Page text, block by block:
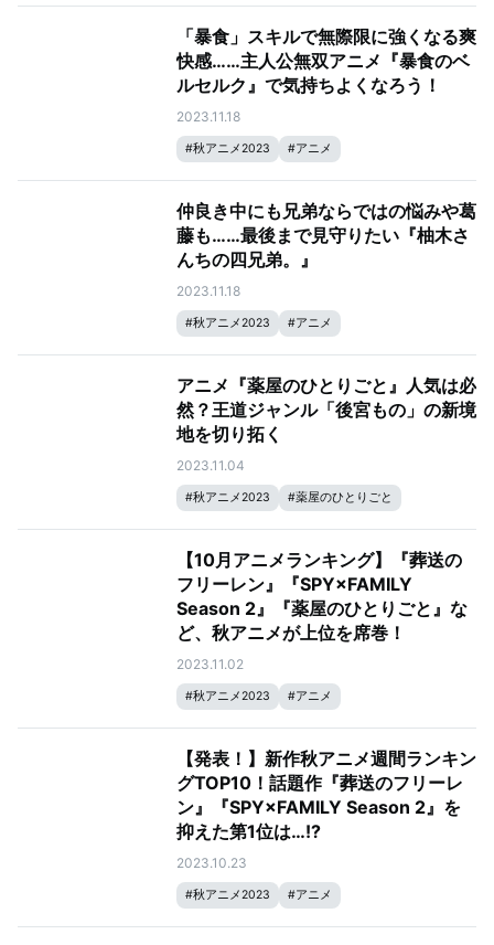
「暴食」スキルで無際限に強くなる爽
快感……主人公無双アニメ『暴食のベ
ルセルク』で気持ちよくなろう！
2023.11.18
#秋アニメ2023 #アニメ
仲良き中にも兄弟ならではの悩みや葛
藤も……最後まで見守りたい『柚木さ
んちの四兄弟。』
2023.11.18
#秋アニメ2023 #アニメ
アニメ『薬屋のひとりごと』人気は必
然？王道ジャンル「後宮もの」の新境
地を切り拓く
2023.11.04
#秋アニメ2023 #薬屋のひとりごと
【10月アニメランキング】『葬送の
フリーレン』『SPY×FAMILY
Season 2』『薬屋のひとりごと』な
ど、秋アニメが上位を席巻！
2023.11.02
#秋アニメ2023 #アニメ
【発表！】新作秋アニメ週間ランキン
グTOP10！話題作『葬送のフリーレ
ン』『SPY×FAMILY Season 2』を
抑えた第1位は…!?
2023.10.23
#秋アニメ2023 #アニメ